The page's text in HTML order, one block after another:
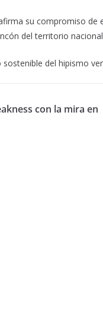
su compromiso
del territorio
del hipismo
con la mira en